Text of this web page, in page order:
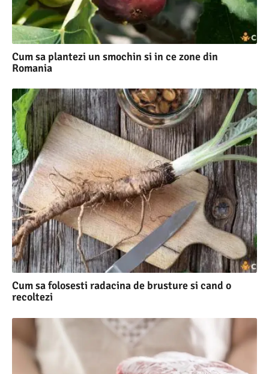
Cum sa plantezi un smochin si in ce zone din
Romania
Cum sa folosesti radacina de brusture si cand o
recoltezi